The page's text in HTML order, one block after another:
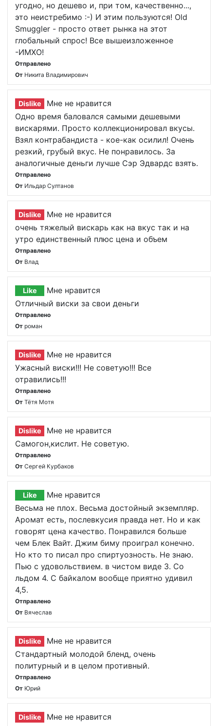
угодно, но дешево и, при том, качественно...,
это неистребимо :-) И этим пользуются! Old
Smuggler - просто ответ рынка на этот
глобальный спрос! Все вышеизложенное
-ИМХО!
Отправлено
От Никита Владимирович
Dislike
Мне не нравится
Одно время баловался самыми дешевыми
вискарями. Просто коллекционировал вкусы.
Взял контрабандиста - кое-как осилил! Очень
резкий, грубый вкус. Не понравилось. За
аналогичные деньги лучше Сэр Эдвардс взять.
Отправлено
От Ильдар Султанов
Dislike
Мне не нравится
очень тяжелый вискарь как на вкус так и на
утро единственный плюс цена и объем
Отправлено
От Влад
Like
Мне нравится
Отличный виски за свои деньги
Отправлено
От роман
Dislike
Мне не нравится
Ужасный виски!!! Не советую!!! Все
отравились!!!
Отправлено
От Тётя Мотя
Dislike
Мне не нравится
Самогон,кислит. Не советую.
Отправлено
От Сергей Курбаков
Like
Мне нравится
Весьма не плох. Весьма достойный экземпляр.
Аромат есть, послевкусия правда нет. Но и как
говорят цена качество. Понравился больше
чем Блек Вайт. Джим биму проиграл конечно.
Но кто то писал про спиртуозность. Не знаю.
Пью с удовольствием. в чистом виде 3. Со
льдом 4. С байкалом вообще приятно удивил
4,5.
Отправлено
От Вячеслав
Dislike
Мне не нравится
Стандартный молодой бленд, очень
политурный и в целом противный.
Отправлено
От Юрий
Dislike
Мне не нравится